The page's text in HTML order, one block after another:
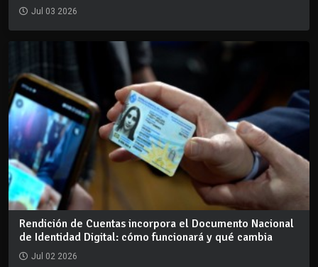
Jul 03 2026
Rendición de Cuentas incorpora el Documento Nacional
de Identidad Digital: cómo funcionará y qué cambia
Jul 02 2026